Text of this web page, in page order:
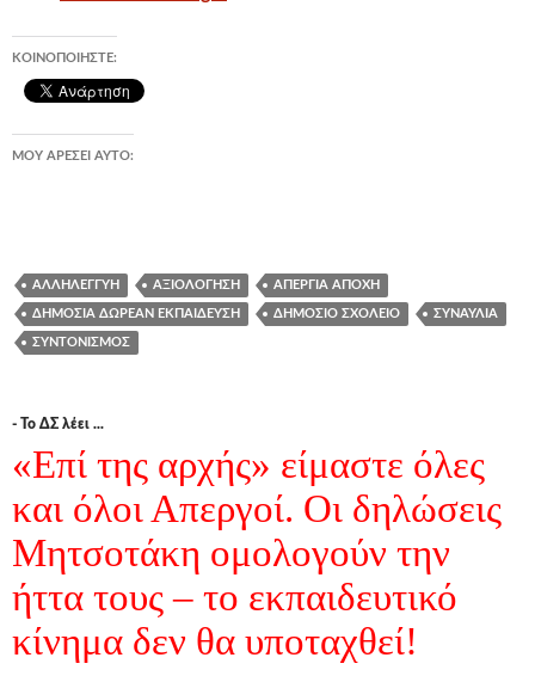
ΚΟΙΝΟΠΟΙΉΣΤΕ:
ΜΟΥ ΑΡΈΣΕΙ ΑΥΤΌ:
ΑΛΛΗΛΕΓΓΎΗ ΑΞΙΟΛΌΓΗΣΗ ΑΠΕΡΓΊΑ ΑΠΟΧΉ
ΔΗΜΌΣΙΑ ΔΩΡΕΆΝ ΕΚΠΑΊΔΕΥΣΗ ΔΗΜΌΣΙΟ ΣΧΟΛΕΊΟ ΣΥΝΑΥΛΊΑ
ΣΥΝΤΟΝΙΣΜΌΣ
- Το ΔΣ λέει ...
«Επί της αρχής» είμαστε όλες
και όλοι Απεργοί. Οι δηλώσεις
Μητσοτάκη ομολογούν την
ήττα τους – το εκπαιδευτικό
κίνημα δεν θα υποταχθεί!